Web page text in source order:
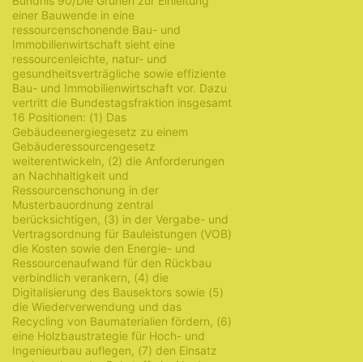
einer Bauwende in eine
ressourcenschonende Bau- und
Immobilienwirtschaft sieht eine
ressourcenleichte, natur- und
gesundheitsverträgliche sowie effiziente
Bau- und Immobilienwirtschaft vor. Dazu
vertritt die Bundestagsfraktion insgesamt
16 Positionen: (1) Das
Gebäudeenergiegesetz zu einem
Gebäuderessourcengesetz
weiterentwickeln, (2) die Anforderungen
an Nachhaltigkeit und
Ressourcenschonung in der
Musterbauordnung zentral
berücksichtigen, (3) in der Vergabe- und
Vertragsordnung für Bauleistungen (VOB)
die Kosten sowie den Energie- und
Ressourcenaufwand für den Rückbau
verbindlich verankern, (4) die
Digitalisierung des Bausektors sowie (5)
die Wiederverwendung und das
Recycling von Baumaterialien fördern, (6)
eine Holzbaustrategie für Hoch- und
Ingenieurbau auflegen, (7) den Einsatz